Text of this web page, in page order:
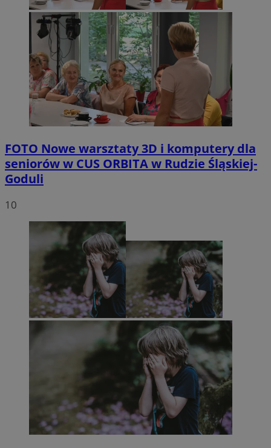
FOTO Nowe warsztaty 3D i komputery dla
seniorów w CUS ORBITA w Rudzie Śląskiej-
Goduli
10